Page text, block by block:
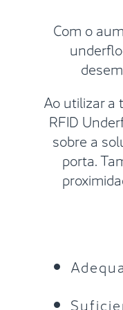
Com o
Ao utilizar a
RFID
sobre a
porta.